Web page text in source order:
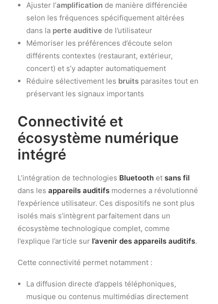
Ajuster l’amplification de manière différenciée
selon les fréquences spécifiquement altérées
dans la perte auditive de l’utilisateur
Mémoriser les préférences d’écoute selon
différents contextes (restaurant, extérieur,
concert) et s’y adapter automatiquement
Réduire sélectivement les bruits parasites tout en
préservant les signaux importants
Connectivité et
écosystème numérique
intégré
L’intégration de technologies Bluetooth et sans fil
dans les appareils auditifs modernes a révolutionné
l’expérience utilisateur. Ces dispositifs ne sont plus
isolés mais s’intègrent parfaitement dans un
écosystème technologique complet, comme
l’explique l’article sur l’avenir des appareils auditifs.
Cette connectivité permet notamment :
La diffusion directe d’appels téléphoniques,
musique ou contenus multimédias directement